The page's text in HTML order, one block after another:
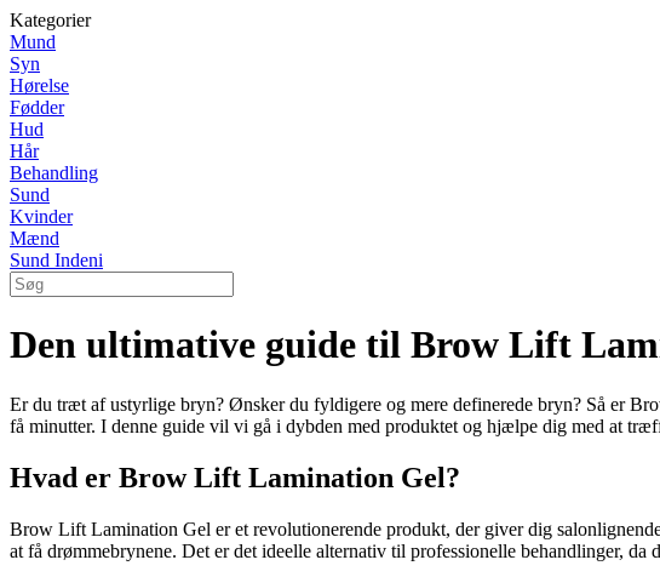
Kategorier
Mund
Syn
Hørelse
Fødder
Hud
Hår
Behandling
Sund
Kvinder
Mænd
Sund Indeni
Den ultimative guide til Brow Lift
Er du træt af ustyrlige bryn? Ønsker du fyldigere og mere definerede bryn? Så er
få minutter. I denne guide vil vi gå i dybden med produktet og hjælpe dig med at
Hvad er Brow Lift Lamination Gel?
Brow Lift Lamination Gel er et revolutionerende produkt, der giver dig
at få drømmebrynene. Det er det ideelle alternativ til professionelle behandlinger,